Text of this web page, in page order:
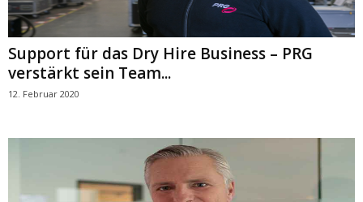
Support für das Dry Hire Business – PRG
verstärkt sein Team...
12. Februar 2020